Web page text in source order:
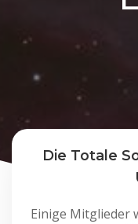
Die Totale
Einige Mitglieder